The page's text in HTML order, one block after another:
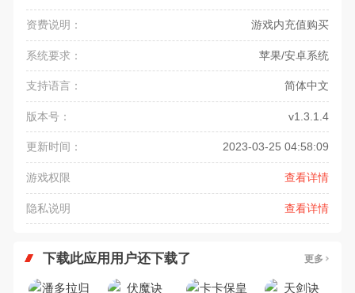
资费说明： 游戏内充值购买
系统要求： 苹果/安卓系统
支持语言： 简体中文
版本号： v1.3.1.4
更新时间： 2023-03-25 04:58:09
游戏权限 查看详情
隐私说明 查看详情
下载此应用用户还下载了 更多